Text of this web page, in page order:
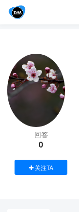
回答
0
关注TA